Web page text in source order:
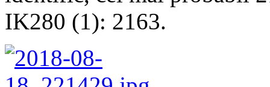
IK280 (1): 2163.